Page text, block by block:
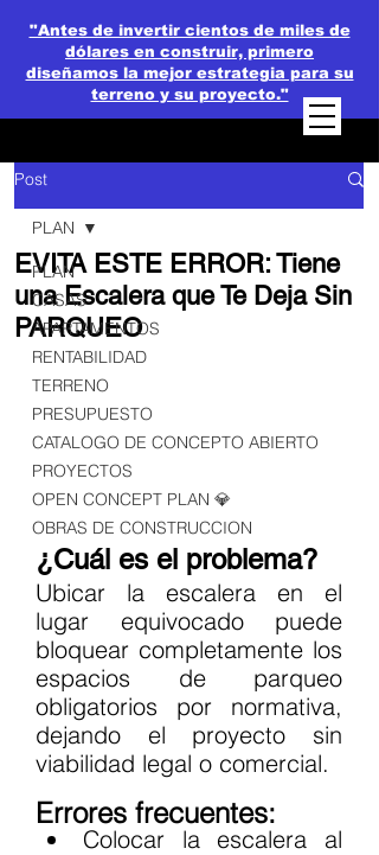
"Antes de invertir cientos de miles de
dólares en construir, primero
diseñamos la mejor estrategia para su
terreno y su proyecto."
Post
PLAN
CASAS
APARTAMENTOS
RENTABILIDAD
TERRENO
PRESUPUESTO
CATALOGO DE CONCEPTO ABIERTO
PROYECTOS
OPEN CONCEPT PLAN 💎
OBRAS DE CONSTRUCCION
PLAN
EVITA ESTE ERROR: Tiene
una Escalera que Te Deja Sin
PARQUEO
¿Cuál es el problema?
Ubicar la escalera en el
lugar equivocado puede
bloquear completamente los
espacios de parqueo
obligatorios por normativa,
dejando el proyecto sin
viabilidad legal o comercial.
Errores frecuentes:
Colocar la escalera al